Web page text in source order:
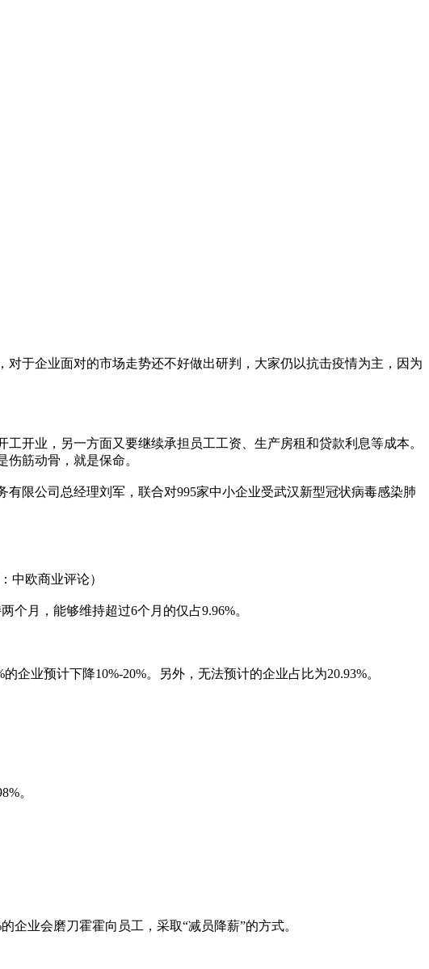
于企业面对的市场走势还不好做出研判，大家仍以抗击疫情为主，因为
开业，另一方面又要继续承担员工工资、生产房租和贷款利息等成本。
筋动骨，就是保命。
限公司总经理刘军，联合对995家中小企业受武汉新型冠状病毒感染肺
中欧商业评论）
个月，能够维持超过6个月的仅占9.96%。
企业预计下降10%-20%。另外，无法预计的企业占比为20.93%。
。
企业会磨刀霍霍向员工，采取“减员降薪”的方式。